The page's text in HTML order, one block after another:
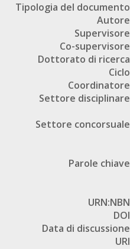
Tipologia del documento
Autore
Supervisore
Co-supervisore
Dottorato di ricerca
Ciclo
Coordinatore
Settore disciplinare
Settore concorsuale
Parole chiave
URN:NBN
DOI
Data di discussione
URI